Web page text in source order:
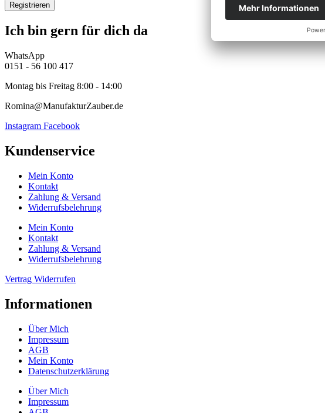
Registrieren
Ich bin gern für dich da
WhatsApp
0151 - 56 100 417
Montag bis Freitag 8:00 - 14:00
Romina@ManufakturZauber.de
Instagram Facebook
Kundenservice
Mein Konto
Kontakt
Zahlung & Versand
Widerrufsbelehrung
Mein Konto
Kontakt
Zahlung & Versand
Widerrufsbelehrung
Vertrag Widerrufen
Informationen
Über Mich
Impressum
AGB
Mein Konto
Datenschutzerklärung
Über Mich
Impressum